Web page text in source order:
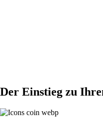
Der Einstieg zu